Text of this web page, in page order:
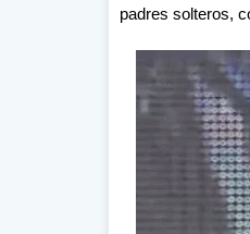
padres solteros,